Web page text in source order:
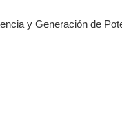
y Generación de